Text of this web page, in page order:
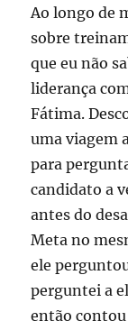
Ao longo de
sobre
que eu não
liderança
Fátima.
uma viagem
para
candidato a
antes do
Meta no
ele
perguntei a
então